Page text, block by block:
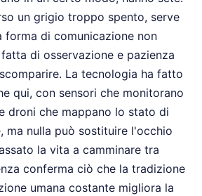
un grigio troppo spento, serve
forma di comunicazione non
di osservazione e pazienza
La tecnologia ha fatto
qui, con sensori che monitorano
droni che mappano lo stato di
ma nulla può sostituire l'occhio
la vita a camminare tra
conferma ciò che la tradizione
umana costante migliora la